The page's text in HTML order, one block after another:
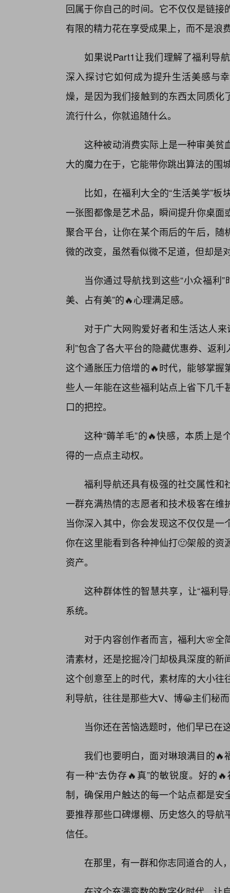
回属于你自己的时间。它不仅仅是链
有限的精力花在享受成果上，而不是浪
如果说Part1让我们理解了福利导
深入探讨它如何成为提升生活美感与
燥，是因为我们接触到的东西太同质
流行什么，你就追随什么。
这种被动消费实际上是一种审美
大的魔力在于，它能带你跳出算法的围
比如，在福利大全的“生活美学”
一张图都像是艺术品，瞬间提升你桌
聚合平台，让你在某个雨后的午后，
微的改变，虽然看似微不足道，但却是
当你通过导航找到这些“小众福利
美、占有美”的🔥心理满足感。
对于广大网购爱好者和生活达人
利”包含了各大平台的隐藏优惠券、返
这个通胀压力倍增的🔥时代，能够掌
些人一年能在这些福利站点上省下几
口的把控。
这种“薅羊毛”的🔥快感，本质上
得的一点点主动权。
福利导航还具有极强的社交属性和
一群充满热情的志愿者和技术极客在
当你深入其中，你会发现这不仅仅是
你在这里能看到各种神仙打🙂架般的
资产。
这种群体性的智慧共享，让“福利
系统。
对于内容创作者而言，福利大🌸
清素材，还是挖掘冷门却极具深度的
这个创意至上的时代，素材库的大小
利导航，往往是那些大V、博😀主们秘
当你还在苦恼选题时，他们早已在
我们也要明白，面对琳琅满目的
有一种“去伪存🔥真”的敏锐度。好的
制，确保用户触达的每一个站点都是
要推荐那些口碑爆棚、历史悠久的导
信任。
在那里，有一群和你志同道合的人